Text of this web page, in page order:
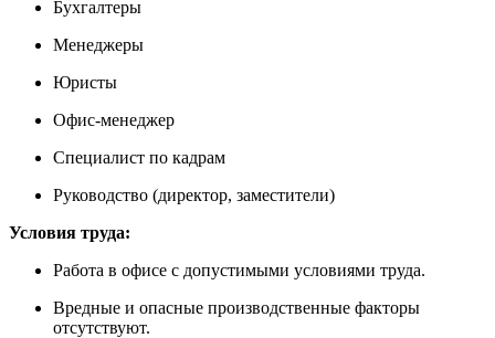
Бухгалтеры
Менеджеры
Юристы
Офис-менеджер
Специалист по кадрам
Руководство (директор, заместители)
Условия труда:
Работа в офисе с допустимыми условиями труда.
Вредные и опасные производственные факторы
отсутствуют.